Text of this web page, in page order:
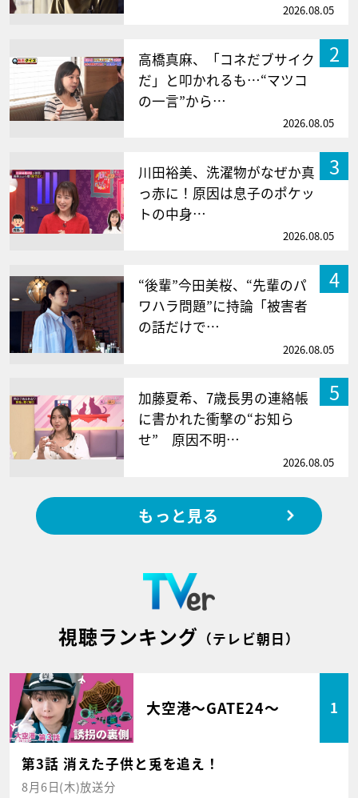
2026.08.05
2
高橋真麻、「コネだブサイク
だ」と叩かれるも…“マツコ
の一言”から…
2026.08.05
3
川田裕美、洗濯物がなぜか真
っ赤に！原因は息子のポケッ
トの中身…
2026.08.05
4
“後輩”今田美桜、“先輩のパ
ワハラ問題”に持論「被害者
の話だけで…
2026.08.05
5
加藤夏希、7歳長男の連絡帳
に書かれた衝撃の“お知ら
せ” 原因不明…
2026.08.05
もっと見る
視聴ランキング （テレビ朝日）
大空港～GATE24～ 1
第3話 消えた子供と兎を追え！
8月6日(木)放送分